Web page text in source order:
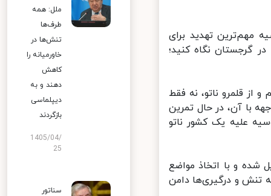
تهدید برای
گرجستان نگاه کنید؛
قلمرو ناتو، نه فقط
با آن، در حال تمرین
علیه یک کشور ناتو
شده و با اتخاذ مواضع
و درگیری‌ها دامن
ملل: همه
طرف‌ها
تنش‌ها در
خاورمیانه را
کاهش
دهند و به
دیپلماسی
بازگردند
1405/04/
25
سناتور